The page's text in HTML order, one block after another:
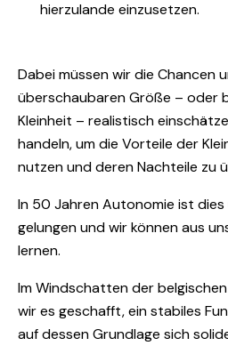
hierzulande einzusetzen.
Dabei müssen wir die Chancen
überschaubaren Größe – oder
Kleinheit – realistisch
handeln, um die Vorteile der
nutzen und deren Nachteile zu
In 50 Jahren Autonomie ist
gelungen und wir können aus
lernen.
Im Windschatten der
wir es geschafft, ein stabiles
auf dessen Grundlage sich